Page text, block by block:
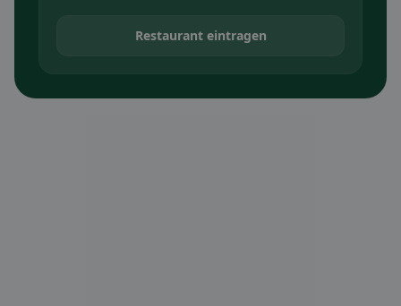
Restaurant eintragen